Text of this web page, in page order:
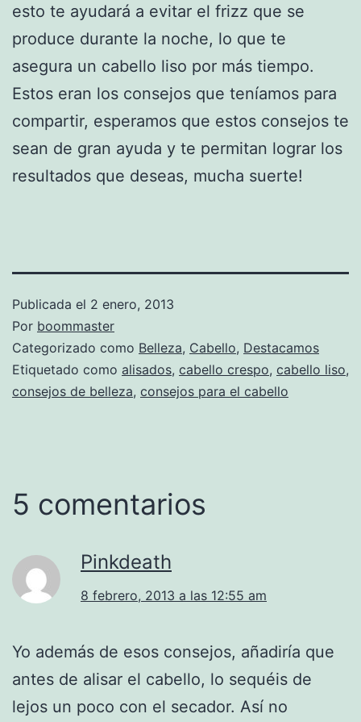
esto te ayudará a evitar el frizz que se
produce durante la noche, lo que te
asegura un cabello liso por más tiempo.
Estos eran los consejos que teníamos para
compartir, esperamos que estos consejos te
sean de gran ayuda y te permitan lograr los
resultados que deseas, mucha suerte!
Publicada el 2 enero, 2013
Por boommaster
Categorizado como Belleza, Cabello, Destacamos
Etiquetado como alisados, cabello crespo, cabello liso,
consejos de belleza, consejos para el cabello
5 comentarios
Pinkdeath
8 febrero, 2013 a las 12:55 am
Yo además de esos consejos, añadiría que
antes de alisar el cabello, lo sequéis de
lejos un poco con el secador. Así no